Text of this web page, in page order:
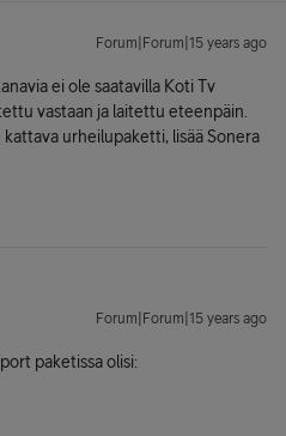
Forum|Forum|15 years ago
ei ole saatavilla Koti Tv
vastaan ja laitettu eteenpäin.
urheilupaketti, lisää Sonera
Forum|Forum|15 years ago
paketissa olisi: